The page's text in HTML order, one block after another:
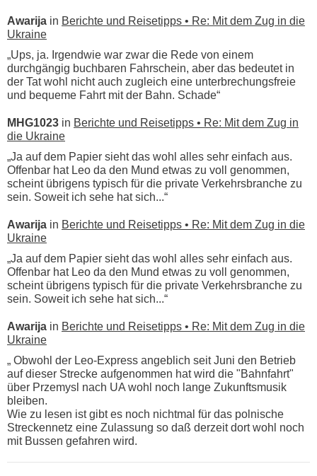
Awarija in Berichte und Reisetipps • Re: Mit dem Zug in die
Ukraine
„Ups, ja. Irgendwie war zwar die Rede von einem
durchgängig buchbaren Fahrschein, aber das bedeutet in
der Tat wohl nicht auch zugleich eine unterbrechungsfreie
und bequeme Fahrt mit der Bahn. Schade“
MHG1023 in Berichte und Reisetipps • Re: Mit dem Zug in
die Ukraine
„Ja auf dem Papier sieht das wohl alles sehr einfach aus.
Offenbar hat Leo da den Mund etwas zu voll genommen,
scheint übrigens typisch für die private Verkehrsbranche zu
sein. Soweit ich sehe hat sich...“
Awarija in Berichte und Reisetipps • Re: Mit dem Zug in die
Ukraine
„Ja auf dem Papier sieht das wohl alles sehr einfach aus.
Offenbar hat Leo da den Mund etwas zu voll genommen,
scheint übrigens typisch für die private Verkehrsbranche zu
sein. Soweit ich sehe hat sich...“
Awarija in Berichte und Reisetipps • Re: Mit dem Zug in die
Ukraine
„ Obwohl der Leo-Express angeblich seit Juni den Betrieb
auf dieser Strecke aufgenommen hat wird die "Bahnfahrt"
über Przemysl nach UA wohl noch lange Zukunftsmusik
bleiben.
Wie zu lesen ist gibt es noch nichtmal für das polnische
Streckennetz eine Zulassung so daß derzeit dort wohl noch
mit Bussen gefahren wird.